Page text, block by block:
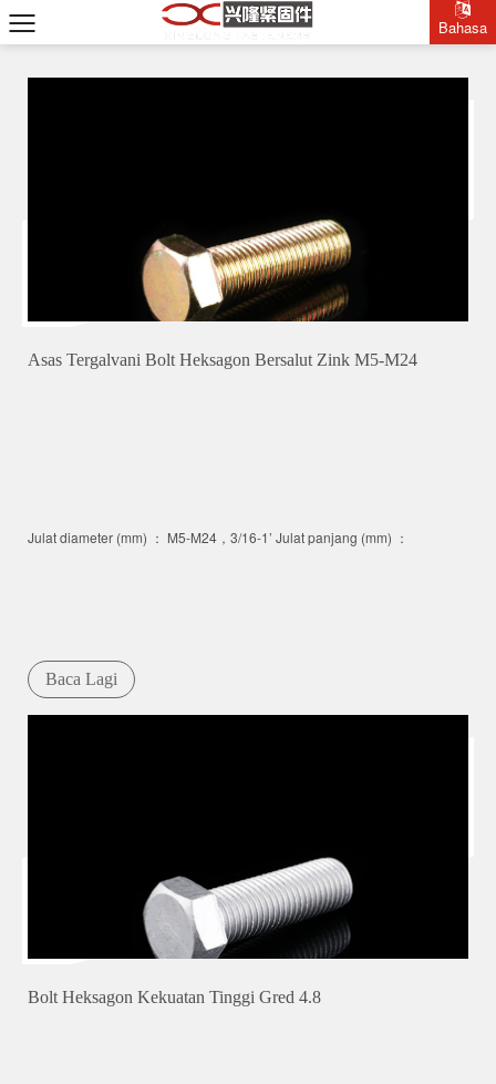
Bahasa
Asas Tergalvani Bolt Heksagon Bersalut Zink M5-M24
Julat diameter (mm) ： M5-M24，3/16-1’ Julat panjang (mm) ：
Baca Lagi
Bolt Heksagon Kekuatan Tinggi Gred 4.8